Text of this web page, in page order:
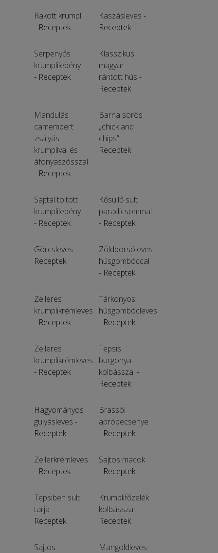
Rakott krumpli
- Receptek
Kaszásleves -
Receptek
Serpenyős
krumplilepény
- Receptek
Klasszikus
magyar
rántott hús -
Receptek
Mandulás
camembert
zsályás
krumplival és
áfonyaszósszal
- Receptek
Barna sörös
„chick and
chips”-
Receptek
Sajttal töltött
krumplilepény
- Receptek
Kősüllő sült
paradicsommal
- Receptek
Görcsleves -
Receptek
Zöldborsóleves
húsgombóccal
- Receptek
Zelleres
krumplikrémleves
- Receptek
Tárkonyos
húsgombócleves
- Receptek
Zelleres
krumplikrémleves
- Receptek
Tepsis
burgonya
kolbásszal -
Receptek
Hagyományos
gulyásleves -
Receptek
Brassói
aprópecsenye
- Receptek
Zellerkrémleves
- Receptek
Sajtos macok
- Receptek
Tepsiben sült
tarja -
Receptek
Krumplifőzelék
kolbásszal -
Receptek
Sajtos
Mangoldleves